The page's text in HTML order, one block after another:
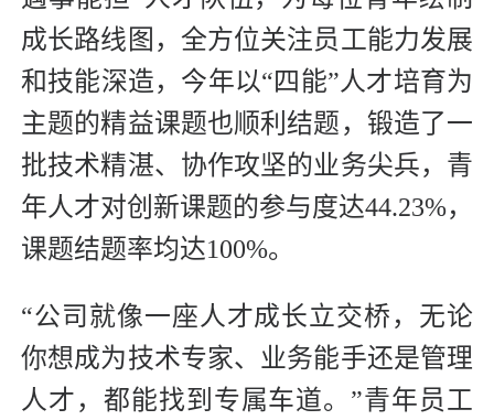
成长路线图，全方位关注员工能力发展
和技能深造，今年以“四能”人才培育为
主题的精益课题也顺利结题，锻造了一
批技术精湛、协作攻坚的业务尖兵，青
年人才对创新课题的参与度达44.23%，
课题结题率均达100%。
“公司就像一座人才成长立交桥，无论
你想成为技术专家、业务能手还是管理
人才，都能找到专属车道。”青年员工